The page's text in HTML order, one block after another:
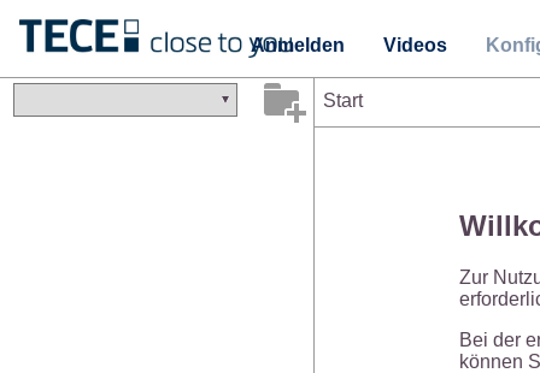
Videos
Anmelden
Zur
Bei der
können
Start